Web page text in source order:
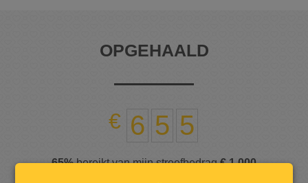
OPGEHAALD
6 5 5
65% bereikt van mijn streefbedrag € 1.000